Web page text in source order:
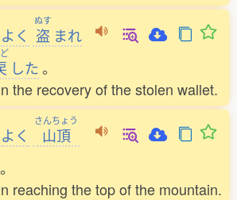
よく
ぬす
盗 まれ
した 。
the recovery of the stolen wallet.
よく
さんちょう
山頂
。
reaching the top of the mountain.